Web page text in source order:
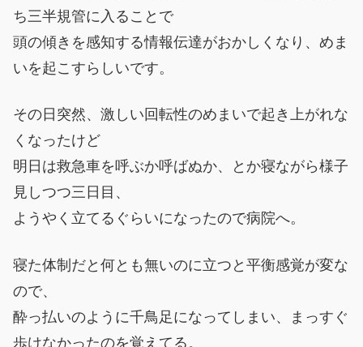
ち三半規管に入ることで
頭の傾きを感知する情報伝達がおかしくなり、めま
いを起こすらしいです。
その日突然、激しい回転性のめまいで起き上がれな
くなったけど
明日は救急車を呼ぶか呼ばぬか、とか寝ながら様子
見しつつ三日目、
ようやく立てるぐらいになったので病院へ。
寝た体制だと何とも無いのに立つと平衡感覚が変な
ので、
酔っ払いのように千鳥足になってしまい、まっすぐ
歩けなかったのを覚えてる。